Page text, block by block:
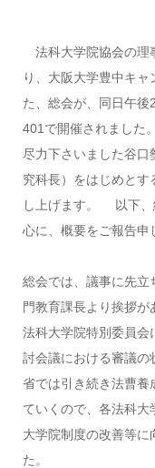
法科大学院協会の理
り、大阪大学豊中キ
た、総会が、同日午
401で開催されました
尽力下さいました谷
究科長）をはじめとす
し上げます。 以下、
心に、概要をご報告申
総会では、議事に先立
門教育課長より挨拶
法科大学院特別委員
討会議における審議の
省では引き続き法曹養
ていくので、各法科
大学院制度の改善等に
た。